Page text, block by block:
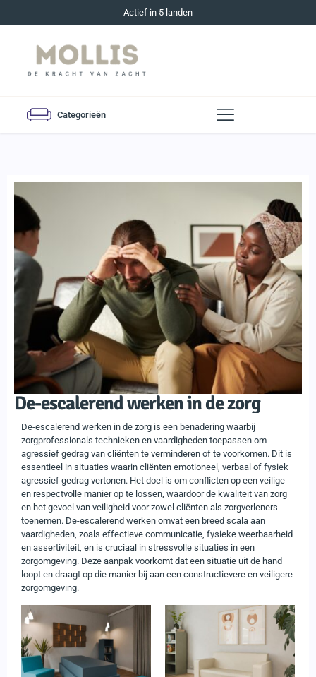
Actief in 5 landen
Categorieën
De-escalerend werken in de zorg
De-escalerend werken in de zorg is een benadering waarbij
zorgprofessionals technieken en vaardigheden toepassen om
agressief gedrag van cliënten te verminderen of te voorkomen. Dit is
essentieel in situaties waarin cliënten emotioneel, verbaal of fysiek
agressief gedrag vertonen. Het doel is om conflicten op een veilige
en respectvolle manier op te lossen, waardoor de kwaliteit van zorg
en het gevoel van veiligheid voor zowel cliënten als zorgverleners
toenemen. De-escalerend werken omvat een breed scala aan
vaardigheden, zoals effectieve communicatie, fysieke weerbaarheid
en assertiviteit, en is cruciaal in stressvolle situaties in een
zorgomgeving. Deze aanpak voorkomt dat een situatie uit de hand
loopt en draagt op die manier bij aan een constructievere en veiligere
zorgomgeving.